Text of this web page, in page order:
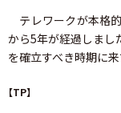
テレワークが本格
から5年が経過しまし
を確立すべき時期に
【TP】